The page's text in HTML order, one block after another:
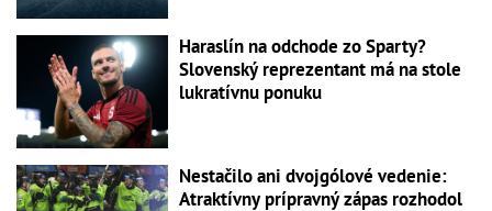
Haraslín na odchode zo Sparty?
Slovenský reprezentant má na stole
lukratívnu ponuku
Nestačilo ani dvojgólové vedenie:
Atraktívny prípravný zápas rozhodol